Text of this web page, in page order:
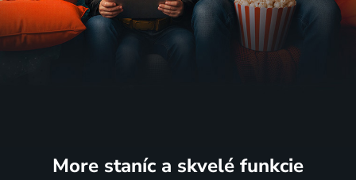
More staníc a skvelé funkcie